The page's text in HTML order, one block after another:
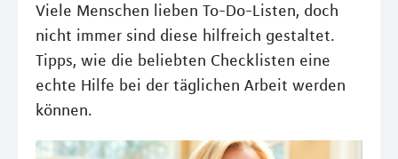
Viele Menschen lieben To-Do-Listen, doch
nicht immer sind diese hilfreich gestaltet.
Tipps, wie die beliebten Checklisten eine
echte Hilfe bei der täglichen Arbeit werden
können.